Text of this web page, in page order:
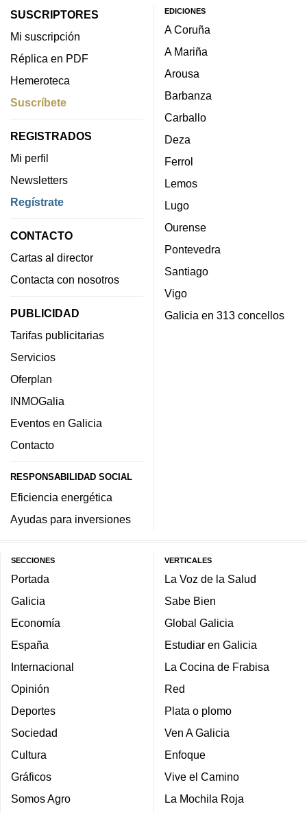
SUSCRIPTORES
Mi suscripción
Réplica en PDF
Hemeroteca
Suscríbete
REGISTRADOS
Mi perfil
Newsletters
Regístrate
CONTACTO
Cartas al director
Contacta con nosotros
PUBLICIDAD
Tarifas publicitarias
Servicios
Oferplan
INMOGalia
Eventos en Galicia
Contacto
RESPONSABILIDAD SOCIAL
Eficiencia energética
Ayudas para inversiones
EDICIONES
A Coruña
A Mariña
Arousa
Barbanza
Carballo
Deza
Ferrol
Lemos
Lugo
Ourense
Pontevedra
Santiago
Vigo
Galicia en 313 concellos
SECCIONES
Portada
Galicia
Economía
España
Internacional
Opinión
Deportes
Sociedad
Cultura
Gráficos
Somos Agro
VERTICALES
La Voz de la Salud
Sabe Bien
Global Galicia
Estudiar en Galicia
La Cocina de Frabisa
Red
Plata o plomo
Ven A Galicia
Enfoque
Vive el Camino
La Mochila Roja